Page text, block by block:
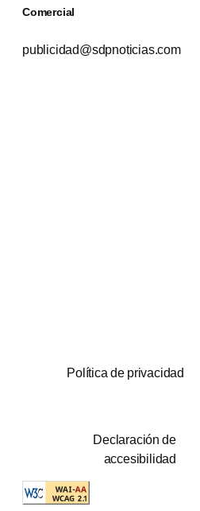
Comercial
publicidad@sdpnoticias.com
Política de privacidad
Declaración de
accesibilidad